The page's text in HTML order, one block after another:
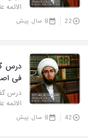
الائمه
22 8 سال پیش
درس
فی
درس
الائمه
42 8 سال پیش